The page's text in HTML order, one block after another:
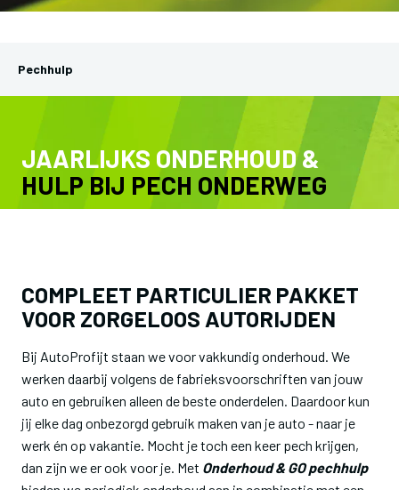
Pechhulp
JAARLIJKS ONDERHOUD &
HULP BIJ PECH ONDERWEG
COMPLEET PARTICULIER PAKKET
VOOR ZORGELOOS AUTORIJDEN
Bij AutoProfijt staan we voor vakkundig onderhoud. We
werken daarbij volgens de fabrieksvoorschriften van jouw
auto en gebruiken alleen de beste onderdelen. Daardoor kun
jij elke dag onbezorgd gebruik maken van je auto - naar je
werk én op vakantie. Mocht je toch een keer pech krijgen,
dan zijn we er ook voor je. Met Onderhoud & GO pechhulp